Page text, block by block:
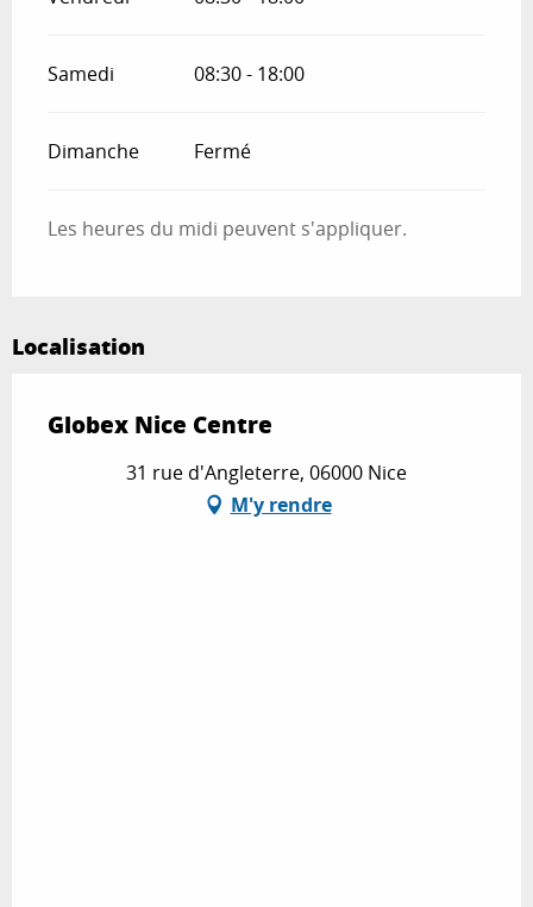
Samedi 08:30 - 18:00
Dimanche Fermé
Les heures du midi peuvent s'appliquer.
Localisation
Globex Nice Centre
31 rue d'Angleterre, 06000 Nice
M'y rendre